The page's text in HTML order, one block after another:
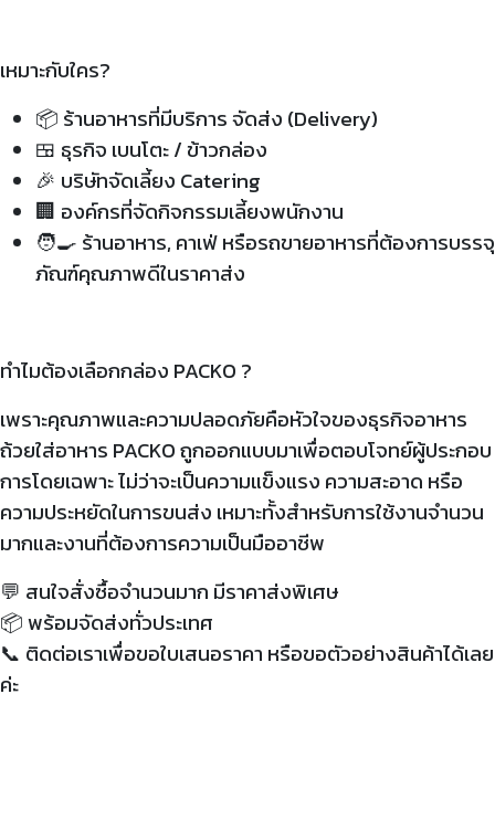
เหมาะกับใคร?
📦 ร้านอาหารที่มีบริการ จัดส่ง (Delivery)
🍱 ธุรกิจ เบนโตะ / ข้าวกล่อง
🎉 บริษัทจัดเลี้ยง Catering
🏢 องค์กรที่จัดกิจกรรมเลี้ยงพนักงาน
🧑‍🍳 ร้านอาหาร, คาเฟ่ หรือรถขายอาหารที่ต้องการบรรจุ
ภัณฑ์คุณภาพดีในราคาส่ง
ทำไมต้องเลือกกล่อง PACKO ?
เพราะคุณภาพและความปลอดภัยคือหัวใจของธุรกิจอาหาร
ถ้วยใส่อาหาร PACKO ถูกออกแบบมาเพื่อตอบโจทย์ผู้ประกอบ
การโดยเฉพาะ ไม่ว่าจะเป็นความแข็งแรง ความสะอาด หรือ
ความประหยัดในการขนส่ง เหมาะทั้งสำหรับการใช้งานจำนวน
มากและงานที่ต้องการความเป็นมืออาชีพ
💬 สนใจสั่งซื้อจำนวนมาก มีราคาส่งพิเศษ
📦 พร้อมจัดส่งทั่วประเทศ
📞 ติดต่อเราเพื่อขอใบเสนอราคา หรือขอตัวอย่างสินค้าได้เลย
ค่ะ